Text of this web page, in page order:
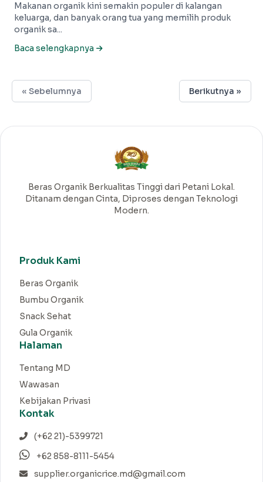
Makanan organik kini semakin populer di kalangan
keluarga, dan banyak orang tua yang memilih produk
organik sa...
Baca selengkapnya
« Sebelumnya Berikutnya »
Beras Organik Berkualitas Tinggi dari Petani Lokal.
Ditanam dengan Cinta, Diproses dengan Teknologi
Modern.
Produk Kami
Beras Organik
Bumbu Organik
Snack Sehat
Gula Organik
Halaman
Tentang MD
Wawasan
Kebijakan Privasi
Kontak
(+62 21)-5399721
+62 858-8111-5454
supplier.organicrice.md@gmail.com